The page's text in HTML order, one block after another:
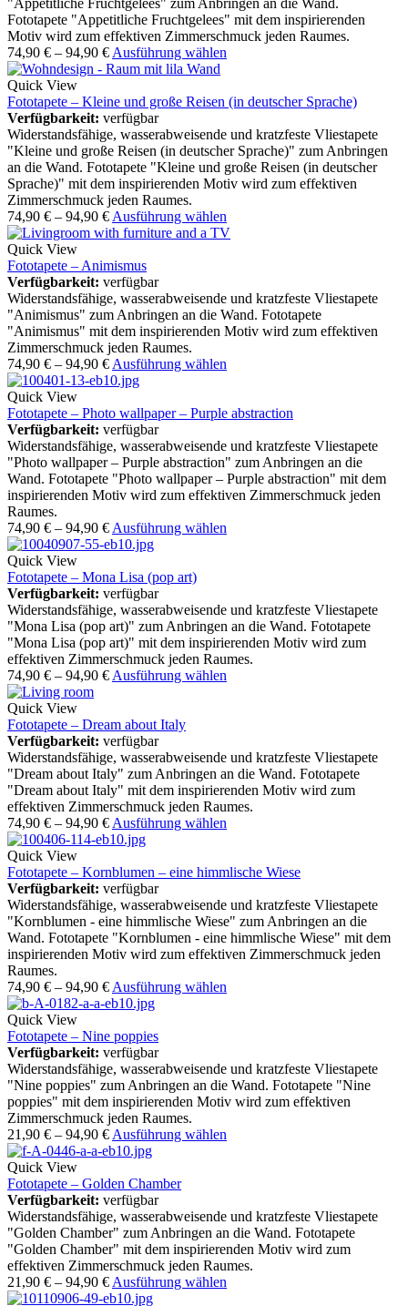
"Appetitliche Fruchtgelees" zum Anbringen an die Wand.
Fototapete "Appetitliche Fruchtgelees" mit dem inspirierenden
Motiv wird zum effektiven Zimmerschmuck jeden Raumes.
74,90 € – 94,90 € Ausführung wählen
Quick View
Fototapete – Kleine und große Reisen (in deutscher Sprache)
Verfügbarkeit: verfügbar
Widerstandsfähige, wasserabweisende und kratzfeste Vliestapete
"Kleine und große Reisen (in deutscher Sprache)" zum Anbringen
an die Wand. Fototapete "Kleine und große Reisen (in deutscher
Sprache)" mit dem inspirierenden Motiv wird zum effektiven
Zimmerschmuck jeden Raumes.
74,90 € – 94,90 € Ausführung wählen
Quick View
Fototapete – Animismus
Verfügbarkeit: verfügbar
Widerstandsfähige, wasserabweisende und kratzfeste Vliestapete
"Animismus" zum Anbringen an die Wand. Fototapete
"Animismus" mit dem inspirierenden Motiv wird zum effektiven
Zimmerschmuck jeden Raumes.
74,90 € – 94,90 € Ausführung wählen
Quick View
Fototapete – Photo wallpaper – Purple abstraction
Verfügbarkeit: verfügbar
Widerstandsfähige, wasserabweisende und kratzfeste Vliestapete
"Photo wallpaper – Purple abstraction" zum Anbringen an die
Wand. Fototapete "Photo wallpaper – Purple abstraction" mit dem
inspirierenden Motiv wird zum effektiven Zimmerschmuck jeden
Raumes.
74,90 € – 94,90 € Ausführung wählen
Quick View
Fototapete – Mona Lisa (pop art)
Verfügbarkeit: verfügbar
Widerstandsfähige, wasserabweisende und kratzfeste Vliestapete
"Mona Lisa (pop art)" zum Anbringen an die Wand. Fototapete
"Mona Lisa (pop art)" mit dem inspirierenden Motiv wird zum
effektiven Zimmerschmuck jeden Raumes.
74,90 € – 94,90 € Ausführung wählen
Quick View
Fototapete – Dream about Italy
Verfügbarkeit: verfügbar
Widerstandsfähige, wasserabweisende und kratzfeste Vliestapete
"Dream about Italy" zum Anbringen an die Wand. Fototapete
"Dream about Italy" mit dem inspirierenden Motiv wird zum
effektiven Zimmerschmuck jeden Raumes.
74,90 € – 94,90 € Ausführung wählen
Quick View
Fototapete – Kornblumen – eine himmlische Wiese
Verfügbarkeit: verfügbar
Widerstandsfähige, wasserabweisende und kratzfeste Vliestapete
"Kornblumen - eine himmlische Wiese" zum Anbringen an die
Wand. Fototapete "Kornblumen - eine himmlische Wiese" mit dem
inspirierenden Motiv wird zum effektiven Zimmerschmuck jeden
Raumes.
74,90 € – 94,90 € Ausführung wählen
Quick View
Fototapete – Nine poppies
Verfügbarkeit: verfügbar
Widerstandsfähige, wasserabweisende und kratzfeste Vliestapete
"Nine poppies" zum Anbringen an die Wand. Fototapete "Nine
poppies" mit dem inspirierenden Motiv wird zum effektiven
Zimmerschmuck jeden Raumes.
21,90 € – 94,90 € Ausführung wählen
Quick View
Fototapete – Golden Chamber
Verfügbarkeit: verfügbar
Widerstandsfähige, wasserabweisende und kratzfeste Vliestapete
"Golden Chamber" zum Anbringen an die Wand. Fototapete
"Golden Chamber" mit dem inspirierenden Motiv wird zum
effektiven Zimmerschmuck jeden Raumes.
21,90 € – 94,90 € Ausführung wählen